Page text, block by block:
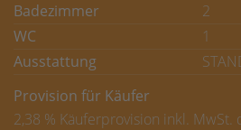
Badezimmer
2
WC
1
Ausstattung
Provision für Käufer
2,38 % Käuferprovision inkl.